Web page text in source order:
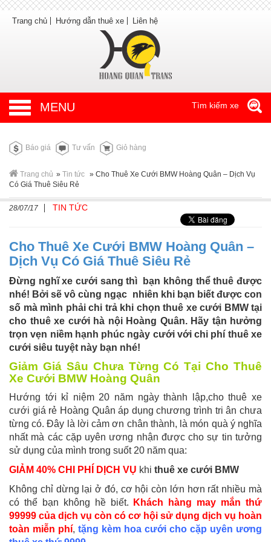
Trang chủ Hướng dẫn thuê xe Liên hệ
MENU Tìm kiếm xe
Báo giá Tư vấn Giỏ hàng
Trang chủ » Tin tức » Cho Thuê Xe Cưới BMW Hoàng Quân – Dịch Vụ
Có Giá Thuê Siêu Rẻ
28/07/17 TIN TỨC
Cho Thuê Xe Cưới BMW Hoàng Quân –
Dịch Vụ Có Giá Thuê Siêu Rẻ
Đừng nghĩ xe cưới sang thì bạn không thể thuê được
nhé! Bởi sẽ vô cùng ngạc nhiên khi bạn biết được con
số mà mình phải chi trả khi chọn thuê xe cưới BMW tại
cho thuê xe cưới hà nội Hoàng Quân. Hãy tận hưởng
trọn vẹn niềm hạnh phúc ngày cưới với chi phí thuê xe
cưới siêu tuyệt này bạn nhé!
Giảm Giá Sâu Chưa Từng Có Tại Cho Thuê
Xe Cưới BMW Hoàng Quân
Hướng tới kỉ niệm 20 năm ngày thành lập,cho thuê xe
cưới giá rẻ Hoàng Quân áp dụng chương trình tri ân chưa
từng có. Đây là lời cảm ơn chân thành, là món quà ý nghĩa
nhất mà các cặp uyên ương nhận được cho sự tin tưởng
sử dụng của mình trong suốt 20 năm qua:
GIẢM 40% CHI PHÍ DỊCH VỤ khi thuê xe cưới BMW
Không chỉ dừng lại ở đó, cơ hội còn lớn hơn rất nhiều mà
có thể bạn không hề biết.
Khách hàng may mắn thứ
99999 của dịch vụ còn có cơ hội sử dụng dịch vụ hoàn
toàn miễn phí, tặng kèm hoa cưới cho cặp uyên ương